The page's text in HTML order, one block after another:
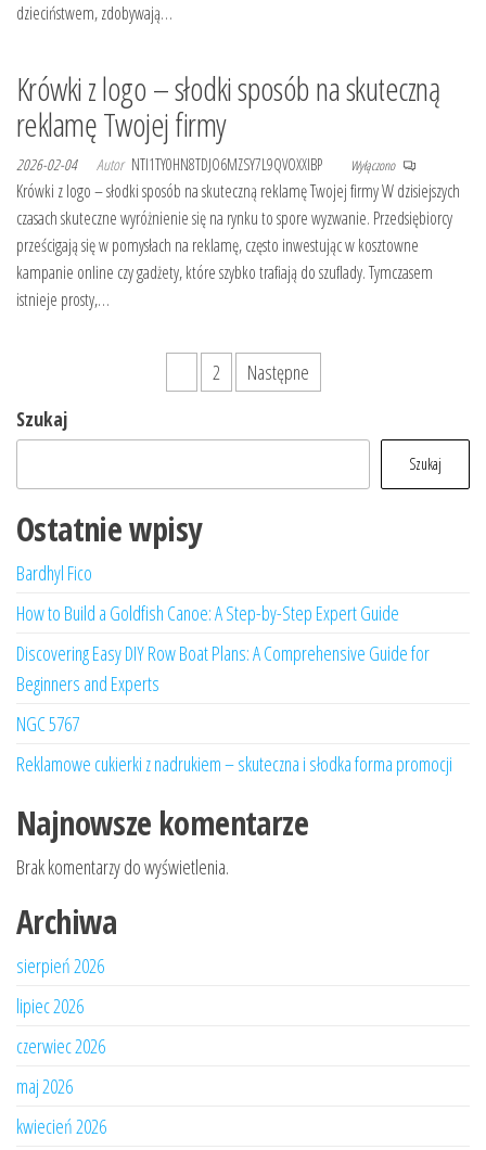
dzieciństwem, zdobywają…
Krówki z logo – słodki sposób na skuteczną
reklamę Twojej firmy
2026-02-04 Autor NTI1TY0HN8TDJO6MZSY7L9QVOXXIBP Wyłączono
Krówki z logo – słodki sposób na skuteczną reklamę Twojej firmy W dzisiejszych
czasach skuteczne wyróżnienie się na rynku to spore wyzwanie. Przedsiębiorcy
prześcigają się w pomysłach na reklamę, często inwestując w kosztowne
kampanie online czy gadżety, które szybko trafiają do szuflady. Tymczasem
istnieje prosty,…
wpisów
2
Następne
Szukaj
Szukaj
Ostatnie wpisy
Bardhyl Fico
How to Build a Goldfish Canoe: A Step-by-Step Expert Guide
Discovering Easy DIY Row Boat Plans: A Comprehensive Guide for
Beginners and Experts
NGC 5767
Reklamowe cukierki z nadrukiem – skuteczna i słodka forma promocji
Najnowsze komentarze
Brak komentarzy do wyświetlenia.
Archiwa
sierpień 2026
lipiec 2026
czerwiec 2026
maj 2026
kwiecień 2026